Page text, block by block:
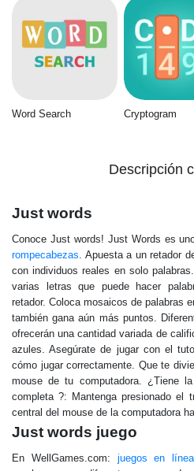
Word Search Cryptogram
Descripción
Just words
Conoce Just words! Just Words es
rompecabezas . Apuesta a un retador
con individuos reales en solo
varias letras que puede hacer
retador. Coloca mosaicos de palabras
también gana aún más puntos.
ofrecerán una cantidad variada de
azules. Asegúrate de jugar con el
cómo jugar correctamente. Que te
mouse de tu computadora. ¿Tiene
completa ?: Mantenga presionado el
central del mouse de la computadora
Just words juego
En WellGames.com: juegos en